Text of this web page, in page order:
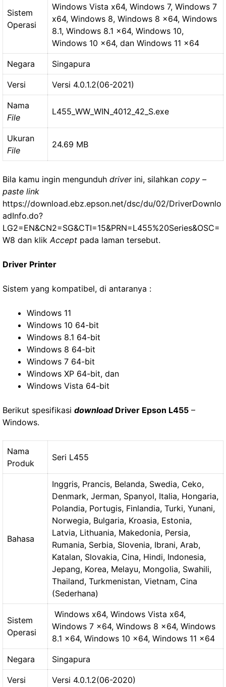
Sistem
Operasi
Windows Vista x64, Windows 7, Windows 7
x64, Windows 8, Windows 8 x64, Windows
8.1, Windows 8.1 x64, Windows 10,
Windows 10 x64, dan Windows 11 x64
Negara Singapura
Versi Versi 4.0.1.2(06-2021)
Nama
File
L455_WW_WIN_4012_42_S.exe
Ukuran
File
24.69 MB
Bila kamu ingin mengunduh driverini, silahkan copy –
paste link
https://download.ebz.epson.net/dsc/du/02/DriverDownlo
adInfo.do?
LG2=EN&CN2=SG&CTI=15&PRN=L455%20Series&OSC=
W8 dan klik Accept pada laman tersebut.
Driver Printer
Sistem yang kompatibel, di antaranya :
Windows 11
Windows 10 64-bit
Windows 8.1 64-bit
Windows 8 64-bit
Windows 7 64-bit
Windows XP 64-bit, dan
Windows Vista 64-bit
Berikut spesifikasi downloadDriver Epson L455 –
Windows.
Nama
Produk
Seri L455
Bahasa
Inggris, Prancis, Belanda, Swedia, Ceko,
Denmark, Jerman, Spanyol, Italia, Hongaria,
Polandia, Portugis, Finlandia, Turki, Yunani,
Norwegia, Bulgaria, Kroasia, Estonia,
Latvia, Lithuania, Makedonia, Persia,
Rumania, Serbia, Slovenia, Ibrani, Arab,
Katalan, Slovakia, Cina, Hindi, Indonesia,
Jepang, Korea, Melayu, Mongolia, Swahili,
Thailand, Turkmenistan, Vietnam, Cina
(Sederhana)
Sistem
Operasi
Windows x64, Windows Vista x64,
Windows 7 x64, Windows 8 x64, Windows
8.1 x64, Windows 10 x64, Windows 11 x64
Negara Singapura
Versi Versi 4.0.1.2(06-2020)